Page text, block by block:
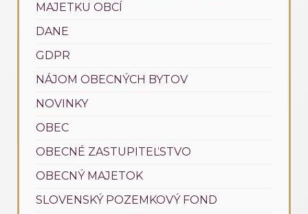
MAJETKU OBCÍ
DANE
GDPR
NÁJOM OBECNÝCH BYTOV
NOVINKY
OBEC
OBECNÉ ZASTUPITEĽSTVO
OBECNÝ MAJETOK
SLOVENSKÝ POZEMKOVÝ FOND